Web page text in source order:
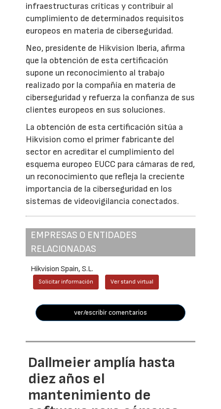
infraestructuras críticas y contribuir al
cumplimiento de determinados requisitos
europeos en materia de ciberseguridad.
Neo, presidente de Hikvision Iberia, afirma
que la obtención de esta certificación
supone un reconocimiento al trabajo
realizado por la compañía en materia de
ciberseguridad y refuerza la confianza de sus
clientes europeos en sus soluciones.
La obtención de esta certificación sitúa a
Hikvision como el primer fabricante del
sector en acreditar el cumplimiento del
esquema europeo EUCC para cámaras de red,
un reconocimiento que refleja la creciente
importancia de la ciberseguridad en los
sistemas de videovigilancia conectados.
EMPRESAS O ENTIDADES
RELACIONADAS
Hikvision Spain, S.L.
Solicitar información Ver stand virtual
ver/escribir comentarios
Dallmeier amplía hasta
diez años el
mantenimiento de